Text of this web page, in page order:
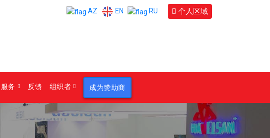
AZ EN RU 个人区域
服务 反馈 组织者 成为赞助商